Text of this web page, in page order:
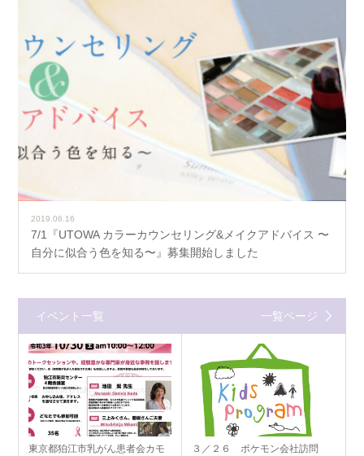
2019.06.16
7/1『UTOWA カラーカウンセリング&メイクアドバイス 〜
自分に似合う色を知る〜』募集開始しました
イベント一覧 一覧ページ
東京都狛江市乳がん患者会カモ
３／２６ ポケモン会社訪問